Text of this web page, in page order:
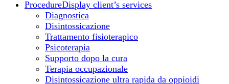
ProcedureDisplay client’s services
Diagnostica
Disintossicazione
Trattamento fisioterapico
Psicoterapia
Supporto dopo la cura
Terapia occupazionale
Disintossicazione ultra rapida da oppioidi